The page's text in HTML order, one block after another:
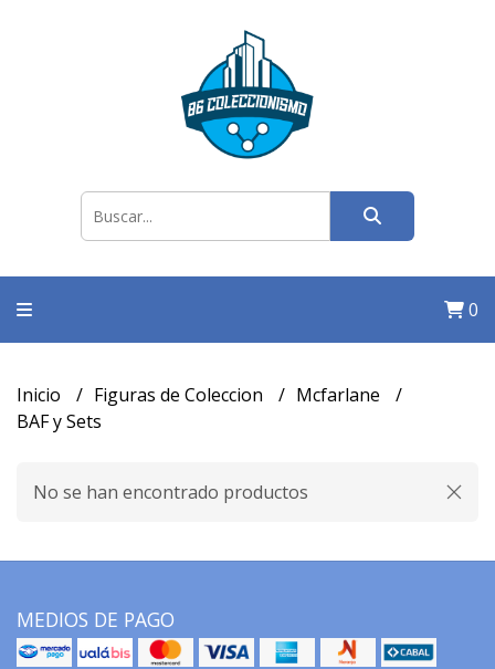
0
Inicio Figuras de Coleccion
Mcfarlane
BAF y Sets
No se han encontrado productos
MEDIOS DE PAGO